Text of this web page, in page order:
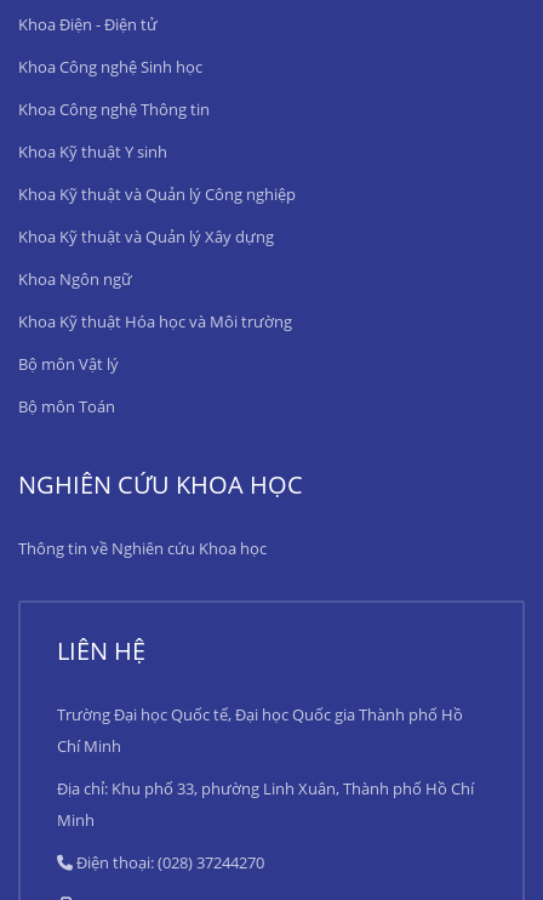
Khoa Điện - Điện tử
Khoa Công nghệ Sinh học
Khoa Công nghệ Thông tin
Khoa Kỹ thuật Y sinh
Khoa Kỹ thuật và Quản lý Công nghiệp
Khoa Kỹ thuật và Quản lý Xây dựng
Khoa Ngôn ngữ
Khoa Kỹ thuật Hóa học và Môi trường
Bộ môn Vật lý
Bộ môn Toán
NGHIÊN CỨU KHOA HỌC
Thông tin về Nghiên cứu Khoa học
LIÊN HỆ
Trường Đại học Quốc tế, Đại học Quốc gia Thành phố Hồ
Chí Minh
Địa chỉ: Khu phố 33, phường Linh Xuân, Thành phố Hồ Chí
Minh
Điện thoại: (028) 37244270